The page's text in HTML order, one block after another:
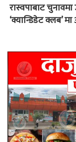
रास्वपाबाट
‘क्यान्डिडेट क्लब’